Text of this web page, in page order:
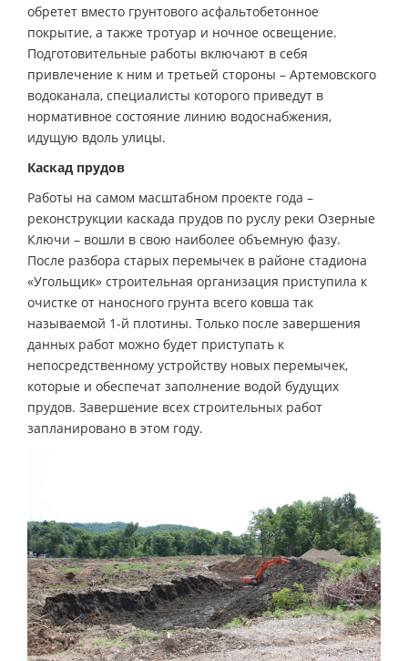
обретет вместо грунтового асфальтобетонное
покрытие, а также тротуар и ночное освещение.
Подготовительные работы включают в себя
привлечение к ним и третьей стороны – Артемовского
водоканала, специалисты которого приведут в
нормативное состояние линию водоснабжения,
идущую вдоль улицы.
Каскад прудов
Работы на самом масштабном проекте года –
реконструкции каскада прудов по руслу реки Озерные
Ключи – вошли в свою наиболее объемную фазу.
После разбора старых перемычек в районе стадиона
«Угольщик» строительная организация приступила к
очистке от наносного грунта всего ковша так
называемой 1-й плотины. Только после завершения
данных работ можно будет приступать к
непосредственному устройству новых перемычек,
которые и обеспечат заполнение водой будущих
прудов. Завершение всех строительных работ
запланировано в этом году.